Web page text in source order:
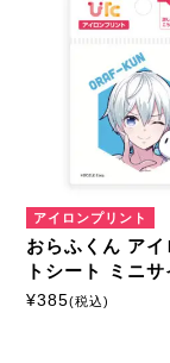
アイロンプリント
おらふくん アイ
トシート ミニ
¥385(税込)